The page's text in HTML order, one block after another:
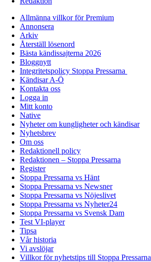
Allmänna villkor för Premium
Annonsera
Arkiv
Återställ lösenord
Bästa kändissajterna 2026
Bloggnytt
Integritetspolicy Stoppa Pressarna
Kändisar A-Ö
Kontakta oss
Logga in
Mitt konto
Native
Nyheter om kungligheter och kändisar
Nyhetsbrev
Om oss
Redaktionell policy
Redaktionen – Stoppa Pressarna
Register
Stoppa Pressarna vs Hänt
Stoppa Pressarna vs Newsner
Stoppa Pressarna vs Nöjeslivet
Stoppa Pressarna vs Nyheter24
Stoppa Pressarna vs Svensk Dam
Test VI-player
Tipsa
Vår historia
Vi avslöjar
Villkor för nyhetstips till Stoppa Pressarna